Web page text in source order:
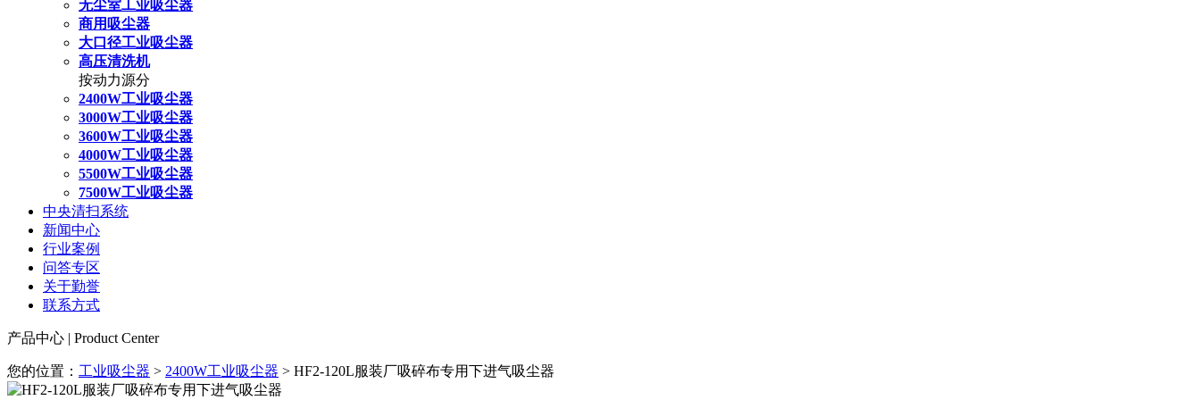
无尘室工业吸尘器
商用吸尘器
大口径工业吸尘器
高压清洗机
按动力源分
2400W工业吸尘器
3000W工业吸尘器
3600W工业吸尘器
4000W工业吸尘器
5500W工业吸尘器
7500W工业吸尘器
中央清扫系统
新闻中心
行业案例
问答专区
关于勤誉
联系方式
产品中心 | Product Center
您的位置： 工业吸尘器 > 2400W工业吸尘器 > HF2-120L服装厂吸碎布专用下进气吸尘器